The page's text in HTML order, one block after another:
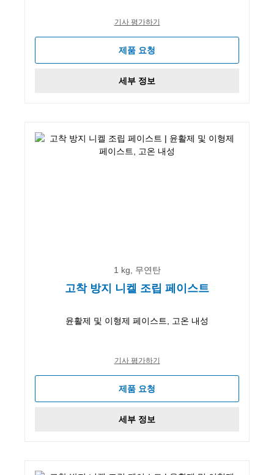
기사 평가하기
제품 요청
세부 정보
1 kg, 무연탄
고착 방지 니켈 조립 페이스트
윤활제 및 이형제 페이스트, 고온 내성
기사 평가하기
제품 요청
세부 정보